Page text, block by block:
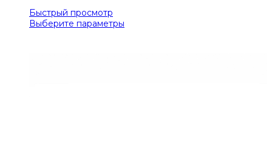
Быстрый просмотр
Выберите параметры